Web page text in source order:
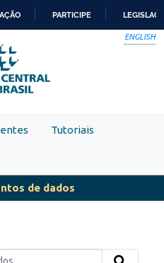
PARA
O
CONTEÚDO
PARTICIPE
ENGLISH
Tutoriais
de dados